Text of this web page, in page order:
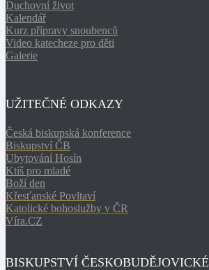
Duchovní život
Kalendář
Kurz přípravy snoubenců
Video katecheze pro děti
Galerie
UŽITEČNÉ ODKAZY
Česká biskupská konference
Biskupství ČB
Ubytování Hosín
Ktiš pro mladé
Boží den
Křesťanské Povltaví
Katolické bohoslužby v ČR
Víra.CZ
BISKUPSTVÍ ČESKOBUDĚJOVICKÉ